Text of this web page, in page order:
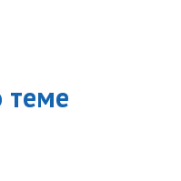
теме